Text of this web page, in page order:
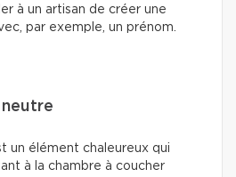
à un artisan de créer une
par exemple, un prénom.
un élément chaleureux qui
à la chambre à coucher